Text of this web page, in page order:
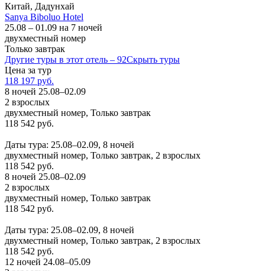
Китай, Дадунхай
Sanya Biboluo Hotel
25.08 – 01.09 на 7 ночей
двухместный номер
Только завтрак
Другие туры в этот отель – 92Скрыть туры
Цена за тур
118 197 руб.
8 ночей 25.08–02.09
2 взрослых
двухместный номер, Только завтрак
118 542 руб.
Даты тура: 25.08–02.09, 8 ночей
двухместный номер, Только завтрак, 2 взрослых
118 542 руб.
8 ночей 25.08–02.09
2 взрослых
двухместный номер, Только завтрак
118 542 руб.
Даты тура: 25.08–02.09, 8 ночей
двухместный номер, Только завтрак, 2 взрослых
118 542 руб.
12 ночей 24.08–05.09